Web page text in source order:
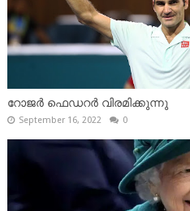
റോജർ ഫെഡറർ വിരമിക്കുന്നു
September 16, 2022 0